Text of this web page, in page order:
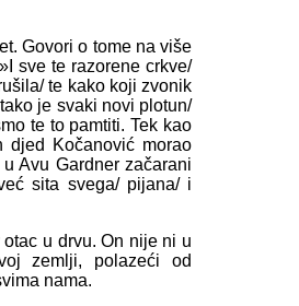
Govori o tome na više
sve te razorene crkve/
te kako koji zvonik
je svaki novi plotun/
te to pamtiti. Tek kao
Kočanović morao
Avu Gardner začarani
sita svega/ pijana/ i
u drvu. On nije ni u
zemlji, polazeći od
nama.